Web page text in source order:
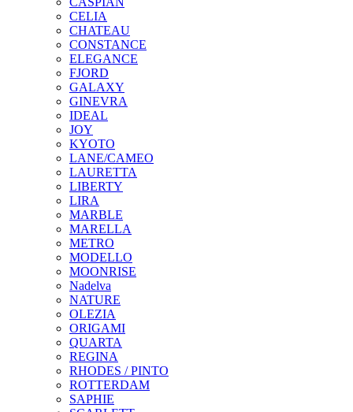
CELIA
CHATEAU
CONSTANCE
ELEGANCE
FJORD
GALAXY
GINEVRA
IDEAL
JOY
KYOTO
LANE/CAMEO
LAURETTA
LIBERTY
LIRA
MARBLE
MARELLA
METRO
MODELLO
MOONRISE
Nadelva
NATURE
OLEZIA
ORIGAMI
QUARTA
REGINA
RHODES / PINTO
ROTTERDAM
SAPHIE